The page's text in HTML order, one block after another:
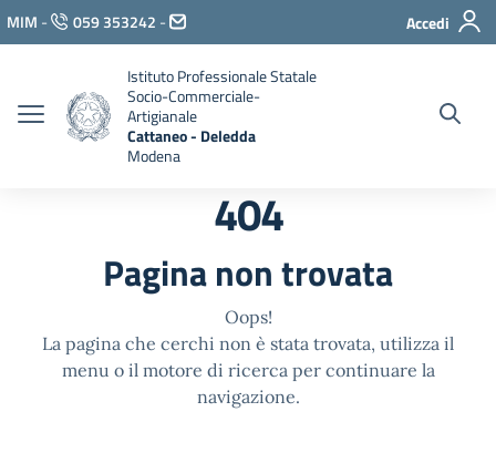
Vai ai contenuti
Vai al menu di navigazione
Vai al footer
MIM - 059 353242 - Accedi
Istituto Professionale Statale
Socio-Commerciale-
Artigianale
Cattaneo - Deledda
Modena
404
Pagina non trovata
Oops!
La pagina che cerchi non è stata trovata, utilizza il
menu o il motore di ricerca per continuare la
navigazione.